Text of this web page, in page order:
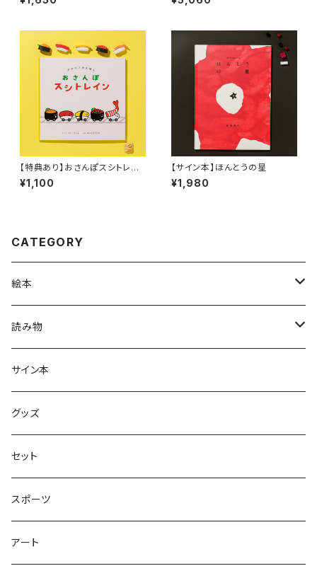
【特典あり】おさんぽスシトレイ
ン
¥1,100
【サイン本】ほんとうの星
¥1,980
CATEGORY
絵本
グラニフのえほん
大人の絵本
学びの絵本
読み物
ホントのコイズミさん
昭和偏愛シリーズ
熊川哲也アートノベル
社会について考える
サイン本
グッズ
セット
スポーツ
アート